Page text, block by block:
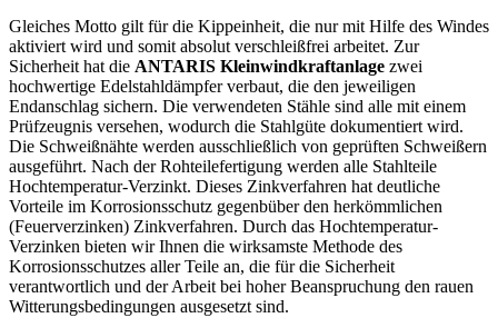
Gleiches Motto gilt für die Kippeinheit, die nur mit Hilfe des Windes
aktiviert wird und somit absolut verschleißfrei arbeitet. Zur
Sicherheit hat die ANTARIS Kleinwindkraftanlage zwei
hochwertige Edelstahldämpfer verbaut, die den jeweiligen
Endanschlag sichern. Die verwendeten Stähle sind alle mit einem
Prüfzeugnis versehen, wodurch die Stahlgüte dokumentiert wird.
Die Schweißnähte werden ausschließlich von geprüften Schweißern
ausgeführt. Nach der Rohteilefertigung werden alle Stahlteile
Hochtemperatur-Verzinkt. Dieses Zinkverfahren hat deutliche
Vorteile im Korrosionsschutz gegenbüber den herkömmlichen
(Feuerverzinken) Zinkverfahren. Durch das Hochtemperatur-
Verzinken bieten wir Ihnen die wirksamste Methode des
Korrosionsschutzes aller Teile an, die für die Sicherheit
verantwortlich und der Arbeit bei hoher Beanspruchung den rauen
Witterungsbedingungen ausgesetzt sind.